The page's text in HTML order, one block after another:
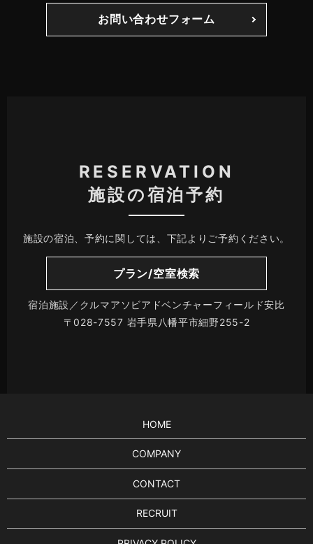
お問い合わせフォーム
RESERVATION
施設の宿泊予約
施設の宿泊、予約に関しては、下記よりご予約ください。
プラン/空室検索
宿泊施設／クルマアソビアドベンチャーフィールド安比
〒028-7557 岩手県八幡平市細野255-2
HOME
COMPANY
CONTACT
RECRUIT